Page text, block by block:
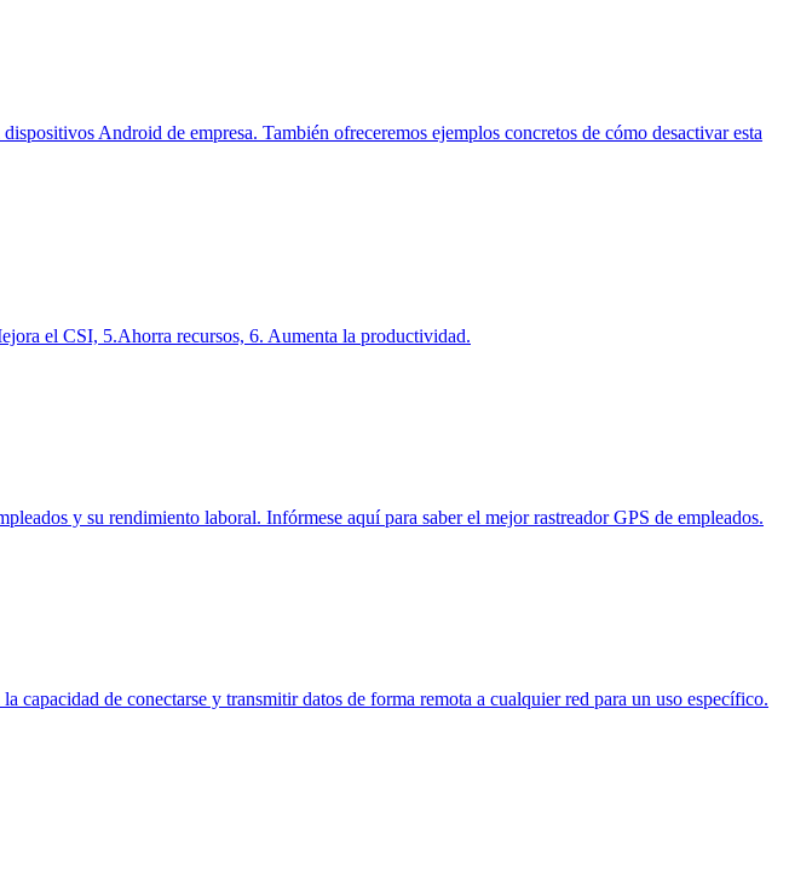
Android de empresa. También ofreceremos ejemplos concretos de cómo desactivar esta
el CSI, 5.Ahorra recursos, 6. Aumenta la productividad.
y su rendimiento laboral. Infórmese aquí para saber el mejor rastreador GPS de empleados.
de conectarse y transmitir datos de forma remota a cualquier red para un uso específico.